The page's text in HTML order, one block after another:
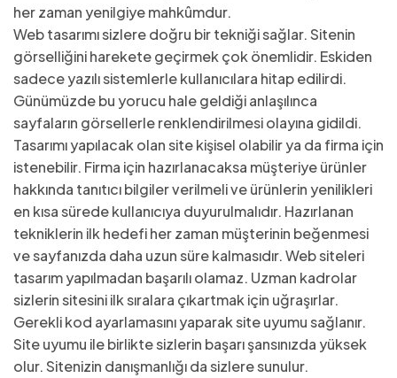
her zaman yenilgiye mahkûmdur.
Web tasarımı sizlere doğru bir tekniği sağlar. Sitenin
görselliğini harekete geçirmek çok önemlidir. Eskiden
sadece yazılı sistemlerle kullanıcılara hitap edilirdi.
Günümüzde bu yorucu hale geldiği anlaşılınca
sayfaların görsellerle renklendirilmesi olayına gidildi.
Tasarımı yapılacak olan site kişisel olabilir ya da firma için
istenebilir. Firma için hazırlanacaksa müşteriye ürünler
hakkında tanıtıcı bilgiler verilmeli ve ürünlerin yenilikleri
en kısa sürede kullanıcıya duyurulmalıdır. Hazırlanan
tekniklerin ilk hedefi her zaman müşterinin beğenmesi
ve sayfanızda daha uzun süre kalmasıdır. Web siteleri
tasarım yapılmadan başarılı olamaz. Uzman kadrolar
sizlerin sitesini ilk sıralara çıkartmak için uğraşırlar.
Gerekli kod ayarlamasını yaparak site uyumu sağlanır.
Site uyumu ile birlikte sizlerin başarı şansınızda yüksek
olur. Sitenizin danışmanlığı da sizlere sunulur.